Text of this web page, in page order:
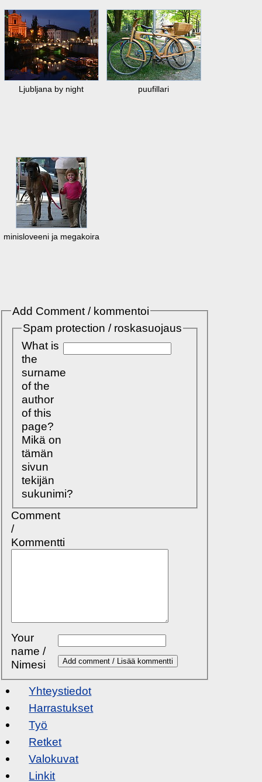
Ljubljana by night puufillari
minisloveeni ja megakoira
Add Comment / kommentoi
Spam protection / roskasuojaus
What is
the
surname
of the
author
of this
page?
Mikä on
tämän
sivun
tekijän
sukunimi?
Comment
/
Kommentti
Your
name /
Nimesi
Yhteystiedot
Harrastukset
Työ
Retket
Valokuvat
Linkit